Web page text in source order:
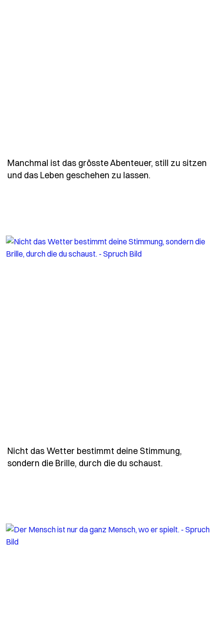
Manchmal ist das grösste Abenteuer, still zu sitzen
und das Leben geschehen zu lassen.
Nicht das Wetter bestimmt deine Stimmung,
sondern die Brille, durch die du schaust.